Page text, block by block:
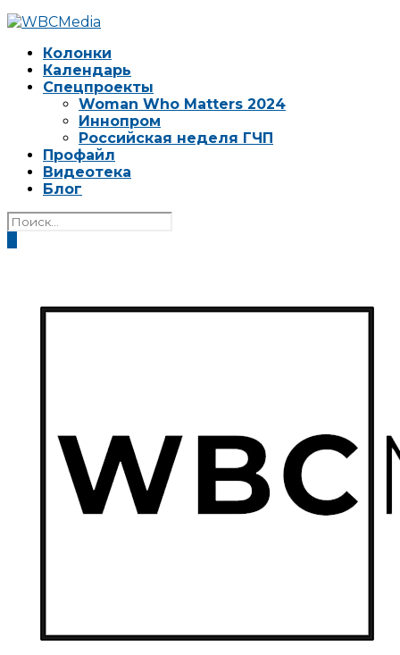
Колонки
Календарь
Спецпроекты
Woman Who Matters 2024
Иннопром
Российская неделя ГЧП
Профайл
Видеотека
Блог